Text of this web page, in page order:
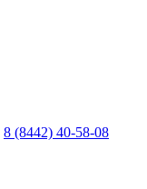
8 (8442) 40-58-08